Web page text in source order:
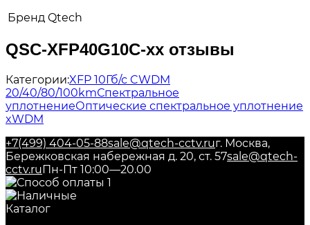
Бренд Qtech
QSC-XFP40G10С-xx отзывы
Категории:XFP 10Гб/с CWDM
20/40/80/100kmСпектральное
уплотнениеОптические спектральное уплотнение
xWDM
+7(499) 404-05-88sale@qtech-cctv.ruг. Москва,
Бережковская набережная д. 20, ст. 57sale@qtech-
cctv.ruПн-Пт 10:00—20.00
Каталог